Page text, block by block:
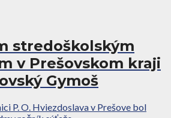
stredoškolským
v Prešovskom kraji
Gymoš
P. O. Hviezdoslava v Prešove bol